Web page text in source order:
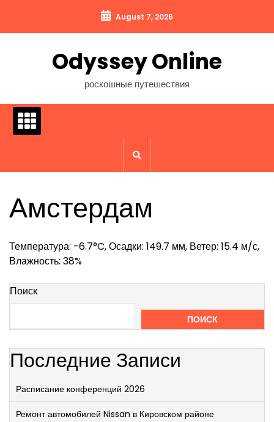
содержимому
August 7, 2026
Odyssey Online
роскошные путешествия
Амстердам
Температура: -6.7°C, Осадки: 149.7 мм, Ветер: 15.4 м/с,
Влажность: 38%
Поиск
ПОИСК
Последние Записи
Расписание конференций 2026
Ремонт автомобилей Nissan в Кировском районе